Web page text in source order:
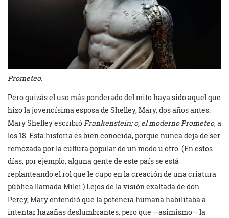
Prometeo.
Pero quizás el uso más ponderado del mito haya sido aquel que
hizo la jovencísima esposa de Shelley, Mary, dos años antes.
Mary Shelley escribióFrankenstein; o, el moderno Prometeo, a
los 18. Esta historia es bien conocida, porque nunca deja de ser
remozada por la cultura popular de un modo u otro. (En estos
días, por ejemplo, alguna gente de este país se está
replanteando el rol que le cupo en la creación de una criatura
pública llamada Milei.) Lejos de la visión exaltada de don
Percy, Mary entendió que la potencia humana habilitaba a
intentar hazañas deslumbrantes, pero que —asimismo— la